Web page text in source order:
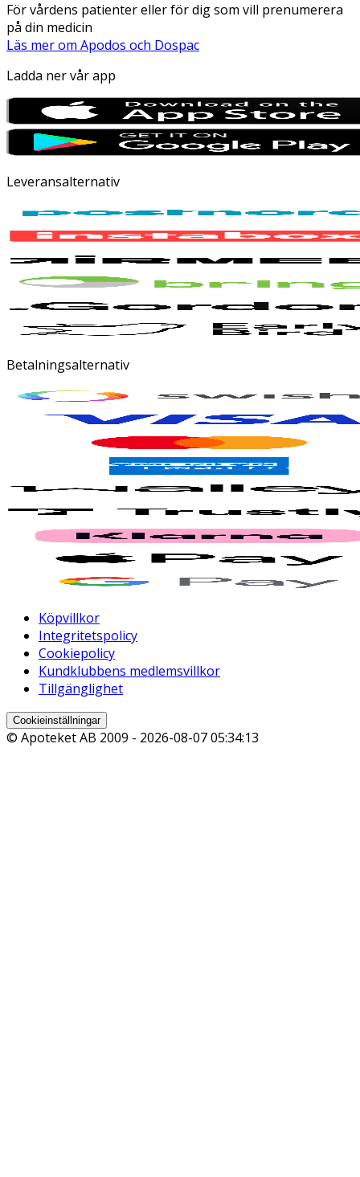
För vårdens patienter eller för dig som vill prenumerera
på din medicin
Läs mer om Apodos och Dospac
Ladda ner vår app
Leveransalternativ
Betalningsalternativ
Köpvillkor
Integritetspolicy
Cookiepolicy
Kundklubbens medlemsvillkor
Tillgänglighet
Cookieinställningar
© Apoteket AB 2009 - 2026-08-07 05:34:13